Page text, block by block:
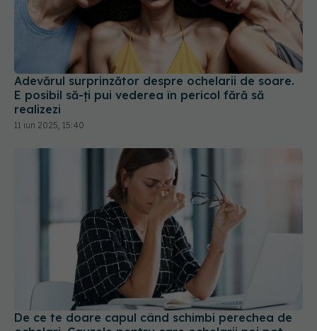
Adevărul surprinzător despre ochelarii de soare.
E posibil să-ți pui vederea în pericol fără să
realizezi
11 iun 2025, 15:40
De ce te doare capul când schimbi perechea de
ochelari. Cauzele pentru care ochelarii noi pot
provoca disconfort
08 feb 2024, 23:48